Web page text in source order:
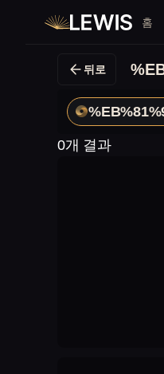
홈
뒤로
0개 결과